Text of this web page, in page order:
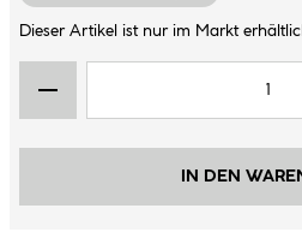
Dieser Artikel ist nur im Markt
IN DEN